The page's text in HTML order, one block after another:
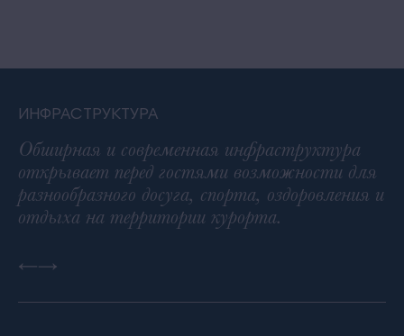
ИНФРАСТРУКТУРА
Обширная и современная инфраструктура
открывает перед гостями возможности для
разнообразного досуга, спорта, оздоровления и
отдыха на территории курорта.